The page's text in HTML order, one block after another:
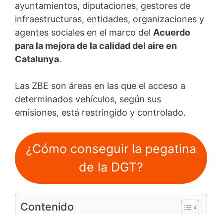
ayuntamientos, diputaciones, gestores de
infraestructuras, entidades, organizaciones y
agentes sociales en el marco del Acuerdo
para la mejora de la calidad del aire en
Catalunya.
Las ZBE son áreas en las que el acceso a
determinados vehículos, según sus
emisiones, está restringido y controlado.
¿Cómo conseguir la pegatina
de la DGT?
Contenido